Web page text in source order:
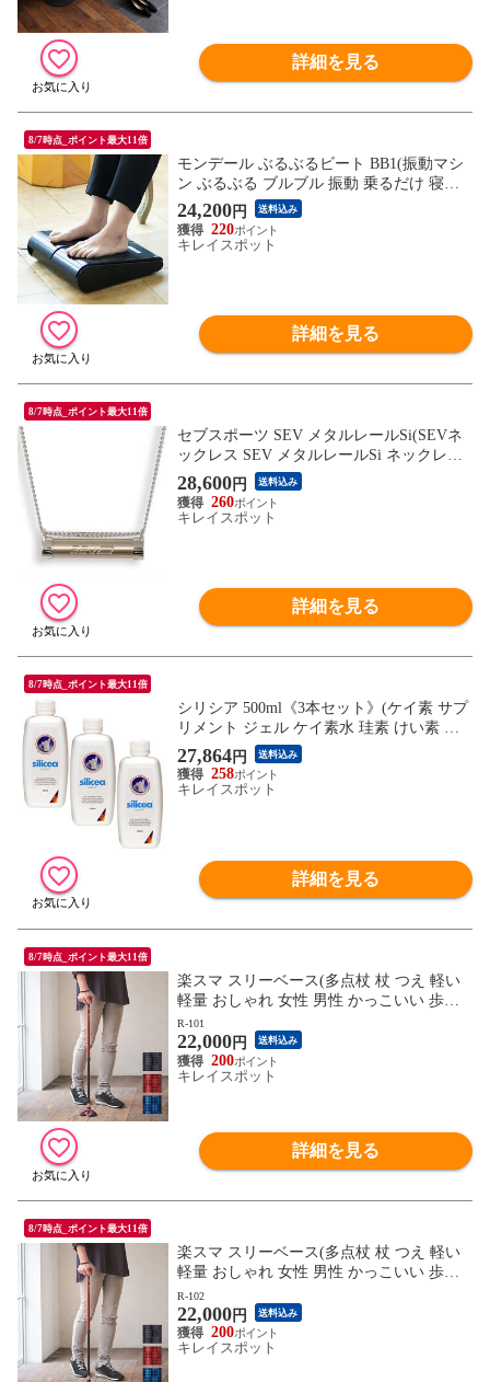
詳細を見る
8/7時点_ポイント最大11倍
モンデール ぶるぶるビート BB1(振動マシ
ン ぶるぶる ブルブル 振動 乗るだけ 寝な
がら 座りながら 座ったまま マシン 機器
器具 健康 美容 足 脚 トレーニング ストレ
ッチ 足首 健康器具 高齢者 年配 家族 二の
24,200円 送料込み
220
キレイスポット
詳細を見る
8/7時点_ポイント最大11倍
セブスポーツ SEV メタルレールSi(SEVネ
ックレス SEV メタルレールSi ネックレス
アクセサリー 健康アクセサリー 健康アク
セ スポーツネックレス スポーツアクセサ
リー スポーツ選手 スポーツ アスリート ト
28,600円 送料込み
260
キレイスポット
詳細を見る
8/7時点_ポイント最大11倍
シリシア 500ml《3本セット》(ケイ素 サプ
リメント ジェル ケイ素水 珪素 けい素 シ
リカ サプリ ミネラル)
27,864円 送料込み
258
キレイスポット
詳細を見る
8/7時点_ポイント最大11倍
楽スマ スリーベース(多点杖 杖 つえ 軽い
軽量 おしゃれ 女性 男性 かっこいい 歩き
やすい 安定 安定感 安定性 高齢者) ※1枚目
の画像は代表イメージのため色・柄が異な
る場合がございます。2枚目以降の画像で
ご希望の色・柄をご確認下さい。
R-101
22,000円 送料込み
200
キレイスポット
詳細を見る
8/7時点_ポイント最大11倍
楽スマ スリーベース(多点杖 杖 つえ 軽い
軽量 おしゃれ 女性 男性 かっこいい 歩き
やすい 安定 安定感 安定性 高齢者) ※1枚目
の画像は代表イメージのため色・柄が異な
る場合がございます。2枚目以降の画像で
ご希望の色・柄をご確認下さい。
R-102
22,000円 送料込み
200
キレイスポット